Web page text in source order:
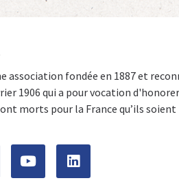
association fondée en 1887 et
1906 qui a pour vocation
morts pour la France qu’ils soient